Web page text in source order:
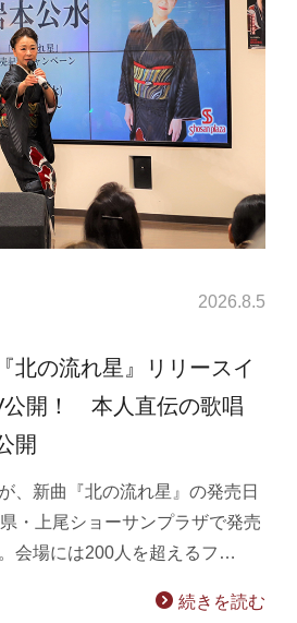
2026.8.5
北の流れ星』リリースイ
公開！ 本人直伝の歌唱
開
、新曲『北の流れ星』の発売日
・上尾ショーサンプラザで発売
会場には200人を超えるフ…
続きを読む